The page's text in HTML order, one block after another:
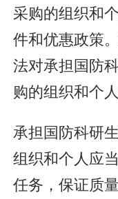
采购的组织和
件和优惠政策
法对承担国防
购的组织和个
承担国防科研
组织和个人应
任务，保证质